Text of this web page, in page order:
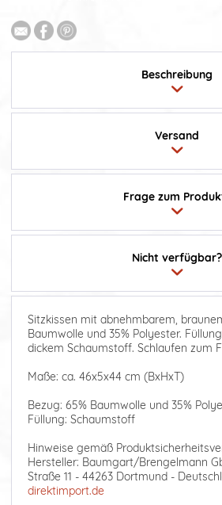
Beschreibung
Frage zum
Versand
Nicht verfügbar?
Sitzkissen mit abnehmbarem,
Baumwolle und 35% Polyester.
dickem Schaumstoff. Schlaufen zum
Maße: ca. 46x5x44 cm (BxHxT)
Bezug: 65% Baumwolle und 35%
Füllung: Schaumstoff
Hinweise gemäß
Hersteller: Baumgart/Brengelmann
Straße 11 - 44263 Dortmund -
direktimport.de